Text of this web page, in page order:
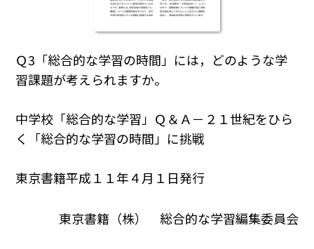
Ｑ3「総合的な学習の時間」には，どのような学
習課題が考えられますか。
中学校「総合的な学習」Ｑ＆Ａ－２１世紀をひら
く「総合的な学習の時間」に挑戦
東京書籍平成１１年４月１日発行
東京書籍（株） 総合的な学習編集委員会